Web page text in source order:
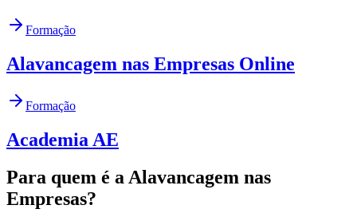
Formação
Alavancagem nas Empresas Online
Formação
Academia AE
Para quem é a Alavancagem nas
Empresas?